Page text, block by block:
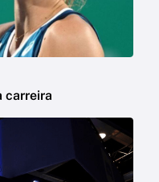
carreira